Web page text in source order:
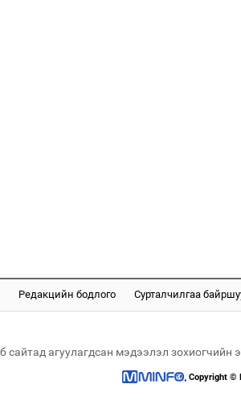
Редакцийн бодлого Сурталчилгаа
сайтад агуулагдсан мэдээлэл зохиогчийн
Copyright ©